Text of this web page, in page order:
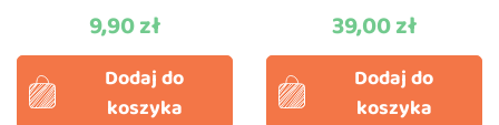
Cena
9,90 zł
Dodaj do
koszyka
Cena
39,00 zł
Dodaj do
koszyka